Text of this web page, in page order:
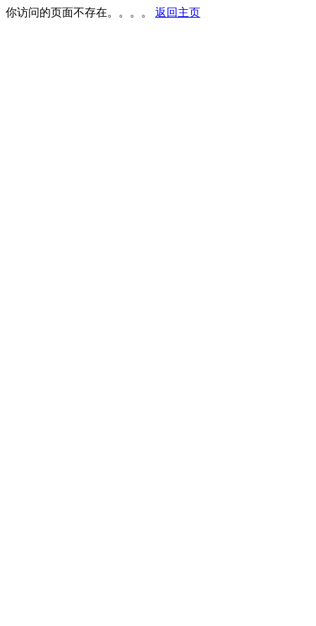
你访问的页面不存在。。。。 返回主页